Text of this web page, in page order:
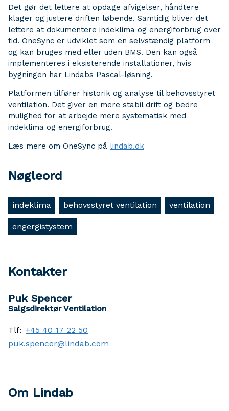
Det gør det lettere at opdage afvigelser, håndtere
klager og justere driften løbende. Samtidig bliver det
lettere at dokumentere indeklima og energiforbrug over
tid. OneSync er udviklet som en selvstændig platform
og kan bruges med eller uden BMS. Den kan også
implementeres i eksisterende installationer, hvis
bygningen har Lindabs Pascal-løsning.
Platformen tilfører historik og analyse til behovsstyret
ventilation. Det giver en mere stabil drift og bedre
mulighed for at arbejde mere systematisk med
indeklima og energiforbrug.
Læs mere om OneSync på lindab.dk
Nøgleord
indeklima behovsstyret ventilation ventilation
engergistystem
Kontakter
Puk Spencer
Salgsdirektør Ventilation
Tlf: +45 40 17 22 50
puk.spencer@lindab.com
Om Lindab